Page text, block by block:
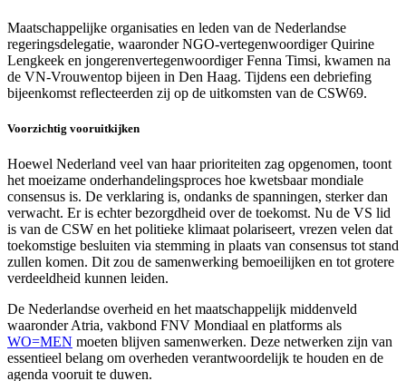
Maatschappelijke organisaties en leden van de Nederlandse
regeringsdelegatie, waaronder NGO-vertegenwoordiger Quirine
Lengkeek en jongerenvertegenwoordiger Fenna Timsi, kwamen na
de VN-Vrouwentop bijeen in Den Haag. Tijdens een debriefing
bijeenkomst reflecteerden zij op de uitkomsten van de CSW69.
Voorzichtig vooruitkijken
Hoewel Nederland veel van haar prioriteiten zag opgenomen, toont
het moeizame onderhandelingsproces hoe kwetsbaar mondiale
consensus is. De verklaring is, ondanks de spanningen, sterker dan
verwacht. Er is echter bezorgdheid over de toekomst. Nu de VS lid
is van de CSW en het politieke klimaat polariseert, vrezen velen dat
toekomstige besluiten via stemming in plaats van consensus tot stand
zullen komen. Dit zou de samenwerking bemoeilijken en tot grotere
verdeeldheid kunnen leiden.
De Nederlandse overheid en het maatschappelijk middenveld
waaronder Atria, vakbond FNV Mondiaal en platforms als
WO=MEN moeten blijven samenwerken. Deze netwerken zijn van
essentieel belang om overheden verantwoordelijk te houden en de
agenda vooruit te duwen.